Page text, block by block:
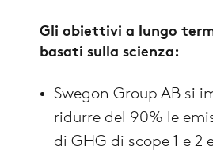
Gli obiettivi a lungo
basati sulla scienza:
Swegon Group AB si
ridurre del 90% le
di GHG di scope 1 e 2